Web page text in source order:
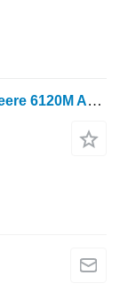
Náprava John Deere Front axle John Deere 6120M AL215442 na kolesového traktora John Deere 6120M